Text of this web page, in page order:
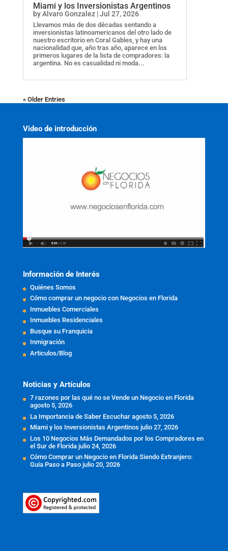
Miami y los Inversionistas Argentinos
byAlvaro Gonzalez|Jul 27, 2026
Llevamos más de dos décadas sentando a
inversionistas latinoamericanos del otro lado de
nuestro escritorio en Coral Gables, y hay una
nacionalidad que, año tras año, aparece en los
primeros lugares de la lista de compradores: la
argentina. No es casualidad ni moda...
« Older Entries
Video de introducción
Información de Interés
Quiénes Somos
Cómo comprar un negocio con Negocios en Florida
Inmuebles Comerciales
Inmuebles Residenciales
Busque su Franquicia
Inmigración
Articulos/Blog
Noticias y Artículos
7 razones por las qué no se Vende un Negocio en Florida
agosto 5, 2026
La Importancia de Saber Escuchar agosto 5, 2026
Miami y los Inversionistas Argentinos julio 27, 2026
Los 10 Negocios Más Demandados por los Compradores en
el Sur de Florida julio 24, 2026
Cómo Comprar un Negocio en Florida Siendo Extranjero:
Guía Paso a Paso julio 20, 2026